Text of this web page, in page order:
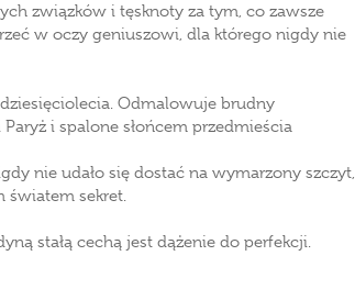
związków i tęsknoty za tym, co zawsze
w oczy geniuszowi, dla którego nigdy nie
Odmalowuje brudny
i spalone słońcem przedmieścia
nie udało się dostać na wymarzony szczyt,
światem sekret.
stałą cechą jest dążenie do perfekcji.